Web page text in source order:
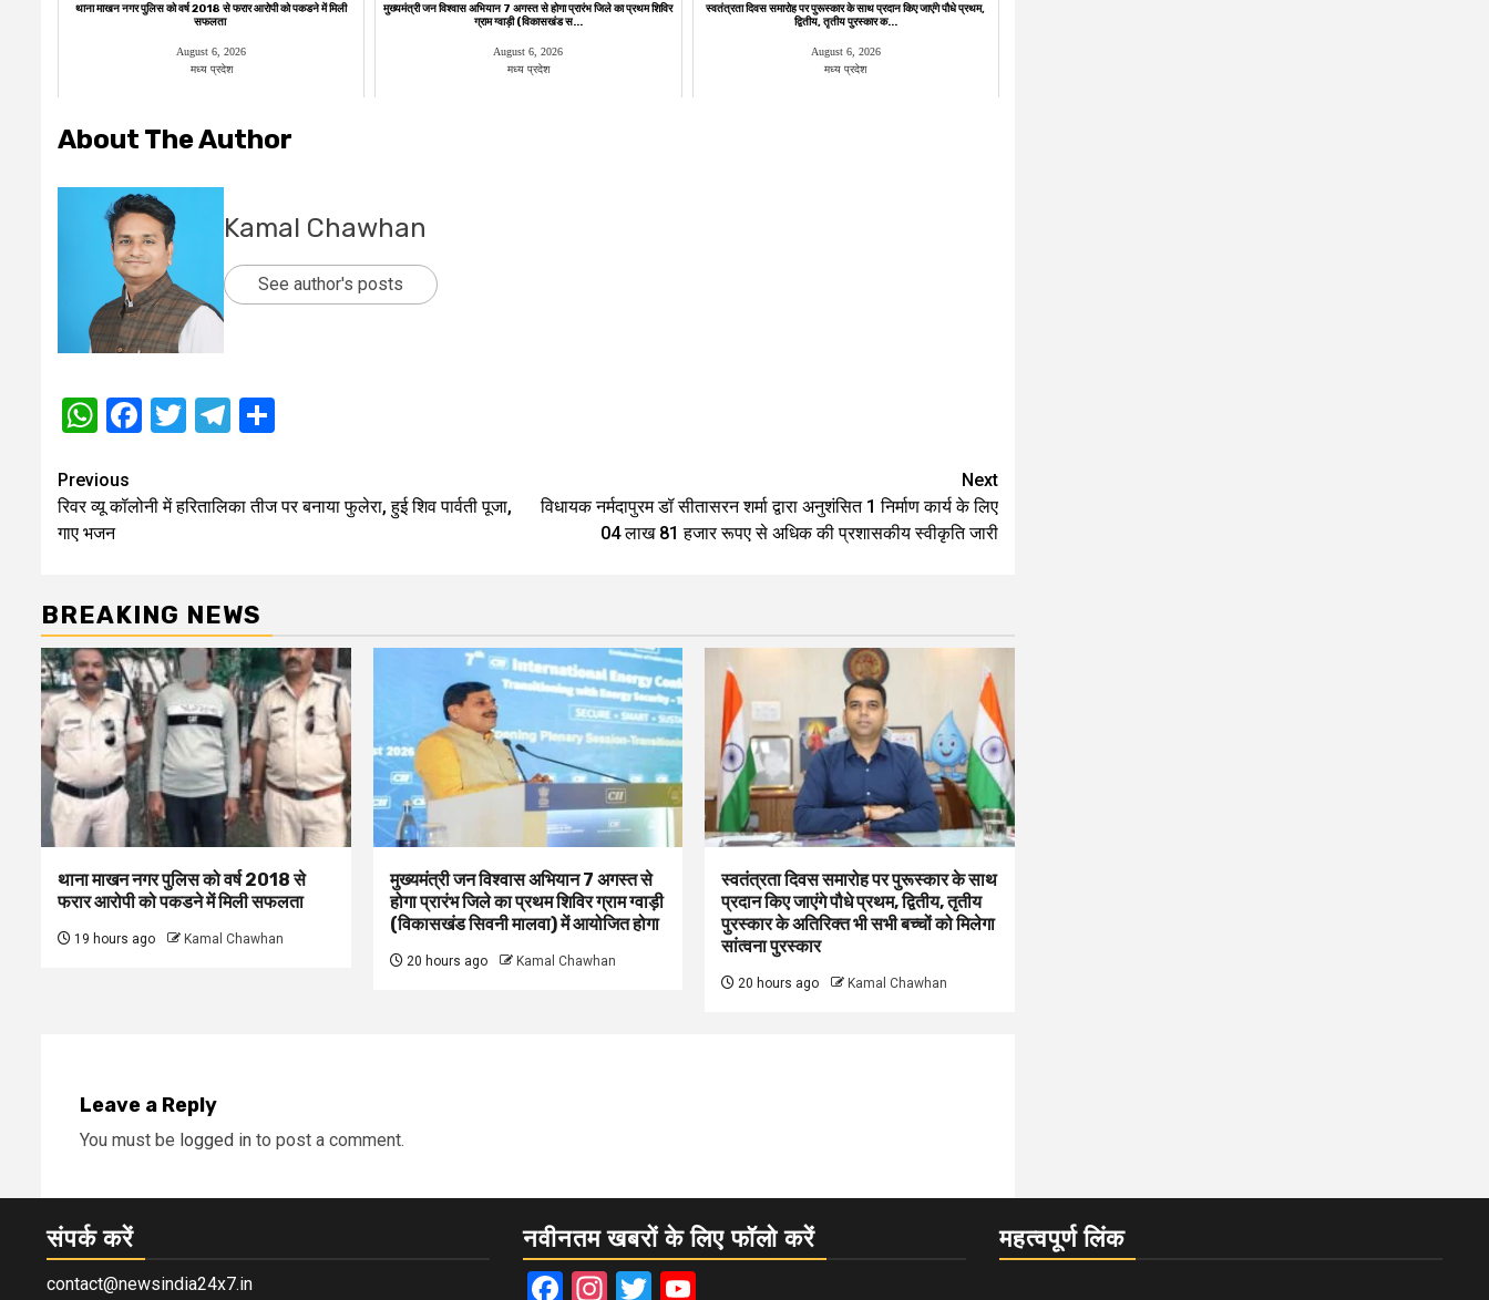
थाना माखन नगर पुलिस को वर्ष 2018 से फरार आरोपी को पकडने में मिली
सफलता
August 6, 2026
मध्य प्रदेश
मुख्यमंत्री जन विश्वास अभियान 7 अगस्त से होगा प्रारंभ जिले का प्रथम शिविर
ग्राम ग्वाड़ी (विकासखंड स...
August 6, 2026
मध्य प्रदेश
स्वतंत्रता दिवस समारोह पर पुरूस्‍कार के साथ प्रदान किए जाएंगे पौधे प्रथम,
द्वितीय, तृतीय पुरस्कार क...
August 6, 2026
मध्य प्रदेश
About The Author
Kamal Chawhan
See author's posts
WhatsApp
Facebook
TwitterTelegram
Post
navigation
Previous
रिवर व्यू कॉलोनी में हरितालिका तीज पर बनाया फुलेरा, हुई शिव पार्वती पूजा,
गाए भजन
Next
विधायक नर्मदापुरम डॉ सीतासरन शर्मा द्वारा अनुशंसित 1 निर्माण कार्य के लिए
04 लाख 81 हजार रूपए से अधिक की प्रशासकीय स्वीकृति जारी
BREAKING NEWS
थाना माखन नगर पुलिस को वर्ष 2018 से
फरार आरोपी को पकडने में मिली सफलता
19 hours ago Kamal Chawhan
मुख्यमंत्री जन विश्वास अभियान 7 अगस्त से
होगा प्रारंभ जिले का प्रथम शिविर ग्राम ग्वाड़ी
(विकासखंड सिवनी मालवा) में आयोजित होगा
20 hours ago Kamal Chawhan
स्वतंत्रता दिवस समारोह पर पुरूस्‍कार के साथ
प्रदान किए जाएंगे पौधे प्रथम, द्वितीय, तृतीय
पुरस्कार के अतिरिक्त भी सभी बच्चों को मिलेगा
सांत्वना पुरस्कार
20 hours ago Kamal Chawhan
Leave a Reply
You must be logged in to post a comment.
संपर्क करें
contact@newsindia24x7.in
नवीनतम खबरों के लिए फॉलो करें
Facebook
Instagram
Twitter
महत्वपूर्ण लिंक